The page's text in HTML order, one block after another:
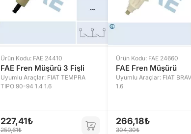
Ürün Kodu: FAE 24410
FAE Fren Müşürü 3 Fişli
Uyumlu Araçlar: FIAT TEMPRA
TIPO 90-94 1.4 1.6
227,41₺
259,61₺
Ürün Kodu: FAE 24660
FAE Fren Müşürü
Uyumlu Araçlar: FIAT
1.6
266,18₺
304,30₺